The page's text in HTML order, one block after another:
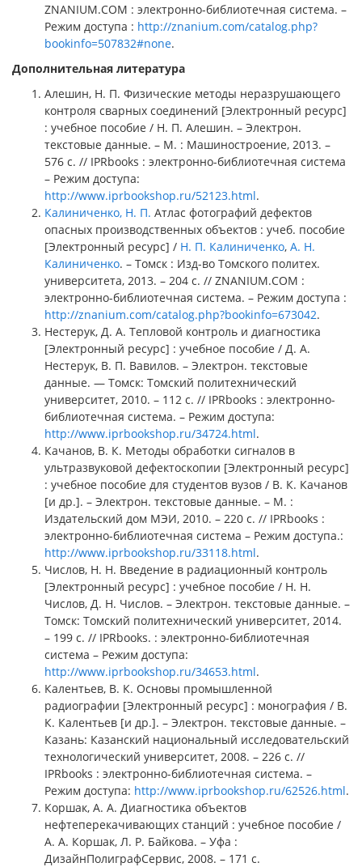
ZNANIUM.COM : электронно-библиотечная система. –
Режим доступа : http://znanium.com/catalog.php?
bookinfo=507832#none.
Дополнительная литература
Алешин, Н. П. Физические методы неразрушающего
контроля сварных соединений [Электронный ресурс]
: учебное пособие / Н. П. Алешин. – Электрон.
текстовые данные. – М. : Машиностроение, 2013. –
576 c. // IPRbooks : электронно-библиотечная система
– Режим доступа:
http://www.iprbookshop.ru/52123.html.
Калиниченко, Н. П. Атлас фотографий дефектов
опасных производственных объектов : учеб. пособие
[Электронный ресурс] / Н. П. Калиниченко, А. Н.
Калиниченко. – Томск : Изд-во Томского политех.
университета, 2013. – 204 с. // ZNANIUM.COM :
электронно-библиотечная система. – Режим доступа :
http://znanium.com/catalog.php?bookinfo=673042.
Нестерук, Д. А. Тепловой контроль и диагностика
[Электронный ресурс] : учебное пособие / Д. А.
Нестерук, В. П. Вавилов. – Электрон. текстовые
данные. — Томск: Томский политехнический
университет, 2010. – 112 c. // IPRbooks : электронно-
библиотечная система. – Режим доступа:
http://www.iprbookshop.ru/34724.html.
Качанов, В. К. Методы обработки сигналов в
ультразвуковой дефектоскопии [Электронный ресурс]
: учебное пособие для студентов вузов / В. К. Качанов
[и др.]. – Электрон. текстовые данные. – М. :
Издательский дом МЭИ, 2010. – 220 c. // IPRbooks :
электронно-библиотечная система – Режим доступа.:
http://www.iprbookshop.ru/33118.html.
Числов, Н. Н. Введение в радиационный контроль
[Электронный ресурс] : учебное пособие / Н. Н.
Числов, Д. Н. Числов. – Электрон. текстовые данные. –
Томск: Томский политехнический университет, 2014.
– 199 c. // IPRbooks. : электронно-библиотечная
система – Режим доступа:
http://www.iprbookshop.ru/34653.html.
Калентьев, В. К. Основы промышленной
радиографии [Электронный ресурс] : монография / В.
К. Калентьев [и др.]. – Электрон. текстовые данные. –
Казань: Казанский национальный исследовательский
технологический университет, 2008. – 226 c. //
IPRbooks : электронно-библиотечная система. –
Режим доступа: http://www.iprbookshop.ru/62526.html.
Коршак, А. А. Диагностика объектов
нефтеперекачивающих станций : учебное пособие /
А. А. Коршак, Л. Р. Байкова. – Уфа :
ДизайнПолиграфСервис, 2008. – 171 с.